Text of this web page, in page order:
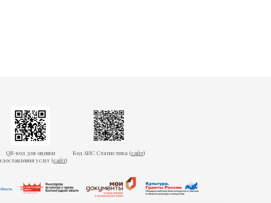
QR-код для оценки
услуг (сайт)
Код АИС Статистика (сайт)